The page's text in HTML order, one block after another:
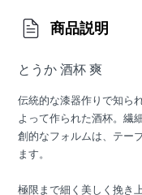
商品説明
とうか 酒杯 爽
伝統的な漆器作りで知ら
よって作られた酒杯。繊
創的なフォルムは、テー
ます。
極限まで細く美しく挽き